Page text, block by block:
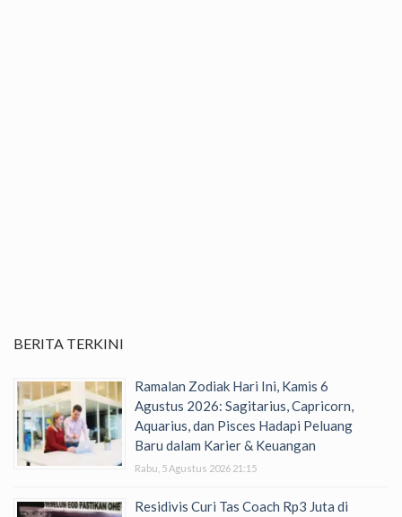
BERITA TERKINI
Ramalan Zodiak Hari Ini, Kamis 6
Agustus 2026: Sagitarius, Capricorn,
Aquarius, dan Pisces Hadapi Peluang
Baru dalam Karier & Keuangan
Rabu, 5 Agustus 2026 21:15
Residivis Curi Tas Coach Rp3 Juta di